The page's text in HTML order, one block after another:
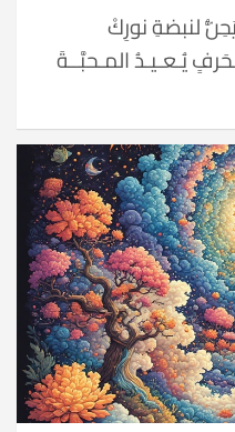
لنبضةِ نورِكْ
يُـعـيـدُ المـحبَّــةَ